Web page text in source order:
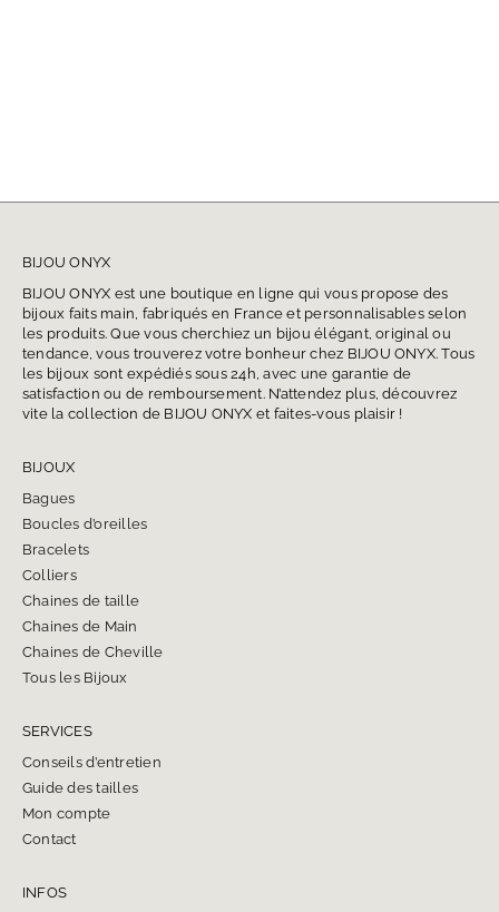
BIJOU ONYX
BIJOU ONYX est une boutique en ligne qui vous propose des
bijoux faits main, fabriqués en France et personnalisables selon
les produits. Que vous cherchiez un bijou élégant, original ou
tendance, vous trouverez votre bonheur chez BIJOU ONYX. Tous
les bijoux sont expédiés sous 24h, avec une garantie de
satisfaction ou de remboursement. N’attendez plus, découvrez
vite la collection de BIJOU ONYX et faites-vous plaisir !
BIJOUX
Bagues
Boucles d’oreilles
Bracelets
Colliers
Chaines de taille
Chaines de Main
Chaines de Cheville
Tous les Bijoux
SERVICES
Conseils d’entretien
Guide des tailles
Mon compte
Contact
INFOS